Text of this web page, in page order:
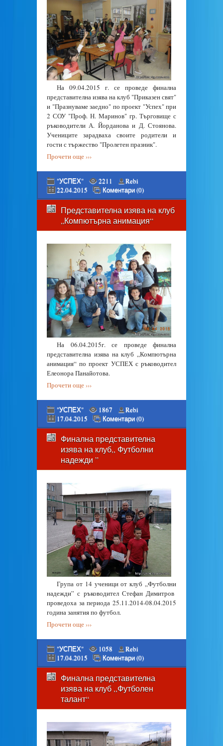
На 09.04.2015 г. се проведе финална
представителна изява на клуб "Приказен свят"
и "Празнуваме заедно" по проект "Успех" при
2 СОУ "Проф. Н. Маринов" гр. Търговище с
ръководители А. Йорданова и Д. Стоянова.
Учениците зарадваха своите родители и
гости с тържество "Пролетен празник".
Прочети още ›››
"УСПЕХ" 2211
Rebi
22.04.2015
Коментари (0)
Представителна изява на клуб
„Компютърна анимация“
На 06.04.2015г. се проведе финална
представителна изява на клуб „Компютърна
анимация“ по проект УСПЕХ с ръководител
Елеонора Панайотова.
Прочети още ›››
"УСПЕХ" 1867
Rebi
17.04.2015
Коментари (0)
Финална представителна
изява на клуб,, Футболни
надежди ”
Група от 14 ученици от клуб „Футболни
надежди” с ръководител Стефан Димитров
проведоха за периода 25.11.2014-08.04.2015
година занятия по футбол.
Прочети още ›››
"УСПЕХ" 1058
Rebi
17.04.2015
Коментари (0)
Финална представителна
изява на клуб ,,Футболен
талант“